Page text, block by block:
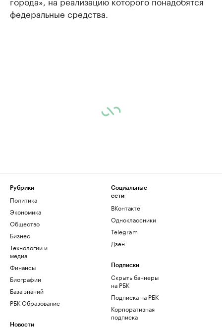
федеральные средства.
Рубрики
Политика
Экономика
Общество
Бизнес
Технологии и
медиа
Финансы
Биографии
База знаний
РБК Образование
Новости
Социальные
сети
ВКонтакте
Одноклассники
Telegram
Дзен
Подписки
Скрыть баннеры
на РБК
Подписка на РБК
Корпоративная
подписка